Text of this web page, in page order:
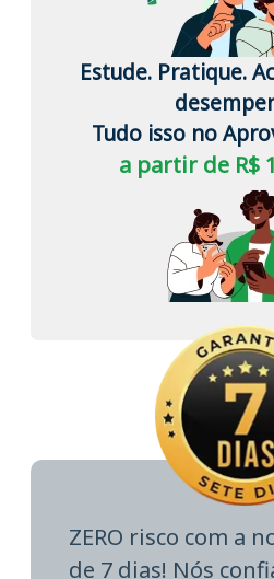
Estude. Pratique.
Tudo isso no
a partir de R$
ZERO risco com a
de 7 dias! Nós